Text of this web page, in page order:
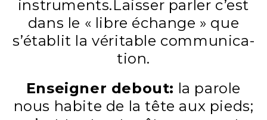
instruments.Laisser parler c’est
dans le « libre échange » que
s’établit la véritable communica­
tion.
Enseigner debout: la parole
nous habite de la tête aux pieds;